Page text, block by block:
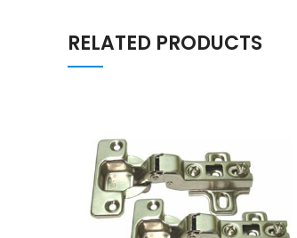
RELATED PRODUCTS